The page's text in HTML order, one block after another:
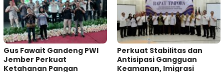
Gus Fawait Gandeng PWI
Jember Perkuat
Ketahanan Pangan
Perkuat Stabilitas dan
Antisipasi Gangguan
Keamanan, Imigrasi